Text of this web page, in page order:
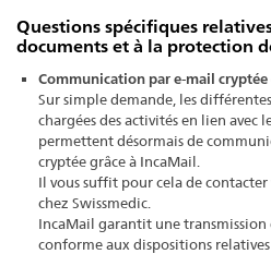
Questions spécifiques
documents et à la protection
Communication par e-mail cryptée
Sur simple demande, les
chargées des activités en lien avec
permettent désormais de
cryptée grâce à IncaMail.
Il vous suffit pour cela de
chez Swissmedic.
IncaMail garantit une transmission
conforme aux dispositions